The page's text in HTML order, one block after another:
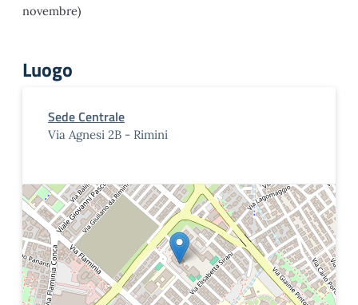
novembre)
Luogo
Sede Centrale
Via Agnesi 2B - Rimini